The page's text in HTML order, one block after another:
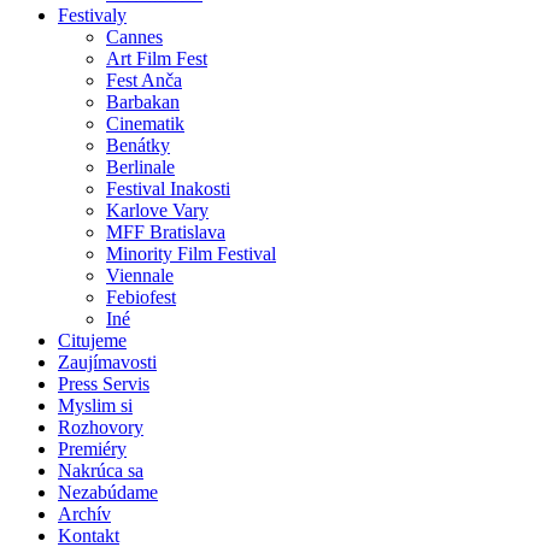
Festivaly
Cannes
Art Film Fest
Fest Anča
Barbakan
Cinematik
Benátky
Berlinale
Festival Inakosti
Karlove Vary
MFF Bratislava
Minority Film Festival
Viennale
Febiofest
Iné
Citujeme
Zaujímavosti
Press Servis
Myslim si
Rozhovory
Premiéry
Nakrúca sa
Nezabúdame
Archív
Kontakt